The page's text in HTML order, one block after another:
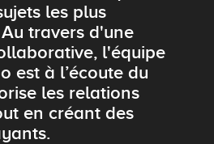
les plus
travers d'une
l'équipe
est à l’écoute du
les relations
en créant des